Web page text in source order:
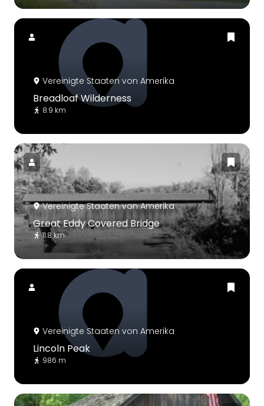
Vereinigte Staaten von Amerika
Breadloaf Wilderness
8.9 km
Vereinigte Staaten von Amerika
Great Eddy Covered Bridge
11.8 km
Vereinigte Staaten von Amerika
Lincoln Peak
986 m